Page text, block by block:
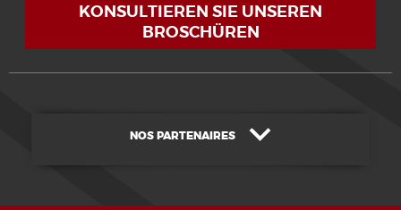
KONSULTIEREN SIE UNSEREN
BROSCHÜREN
NOS PARTENAIRES